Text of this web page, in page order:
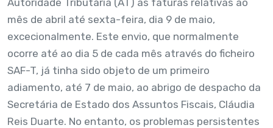
mês de abril até sexta-feira, dia 9 de maio,
excecionalmente. Este envio, que normalmente
ocorre até ao dia 5 de cada mês através do ficheiro
SAF-T, já tinha sido objeto de um primeiro
adiamento, até 7 de maio, ao abrigo de despacho da
Secretária de Estado dos Assuntos Fiscais, Cláudia
Reis Duarte. No entanto, os problemas persistentes